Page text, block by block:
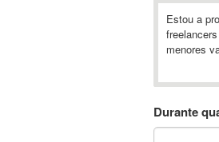
802.11
A&P
A-GPS
Ab Initio
Estou a
menores
Durante